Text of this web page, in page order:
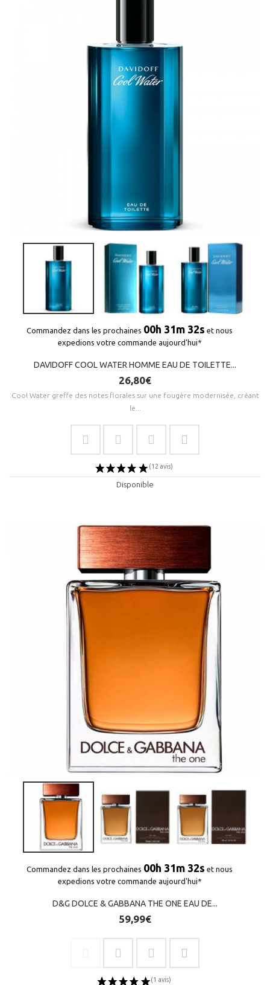
(2 avis)
Commandez dans les prochaines 00h 31m 32s et nous
expedions votre commande aujourd'hui*
DAVIDOFF COOL WATER HOMME EAU DE TOILETTE...
26,80€
Cool Water greffe des notes florales sur une fougère modernisée, créant
le...
Disponible
Commandez dans les prochaines 00h 31m 32s et nous
expedions votre commande aujourd'hui*
D&G DOLCE & GABBANA THE ONE EAU DE...
59,99€